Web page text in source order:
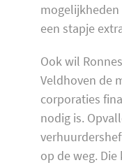
een stapje
Ook wil
Veldhoven de
corporaties
nodig is.
op de weg.